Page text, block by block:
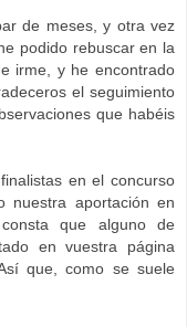
de meses, y otra vez
podido rebuscar en la
irme, y he encontrado
el seguimiento
que habéis
en el concurso
nuestra aportación en
que alguno de
en vuestra página
que, como se suele